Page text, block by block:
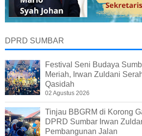
DPRD SUMBAR
Festival Seni Budaya
Meriah, Irwan Zuldani
Qasidah
02 Agustus 2026
Tinjau BBGRM di Korong
DPRD Sumbar Irwan
Pembangunan Jalan